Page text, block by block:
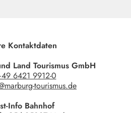
Kontaktdaten
Land Tourismus GmbH
6421 9912-0
tourismus.de
Info Bahnhof